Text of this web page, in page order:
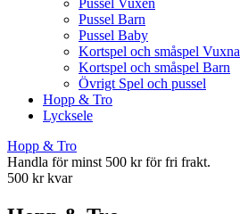
Pussel Vuxen
Pussel Barn
Pussel Baby
Kortspel och småspel Vuxna
Kortspel och småspel Barn
Övrigt Spel och pussel
Hopp & Tro
Lycksele
Hopp & Tro
Handla för minst 500 kr för fri frakt.
500 kr kvar